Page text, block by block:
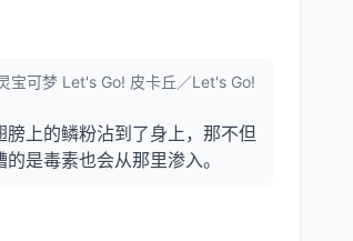
宝可梦 Let's Go! 皮卡丘／Let's Go!
膀上的鳞粉沾到了身上，那不但
是毒素也会从那里渗入。